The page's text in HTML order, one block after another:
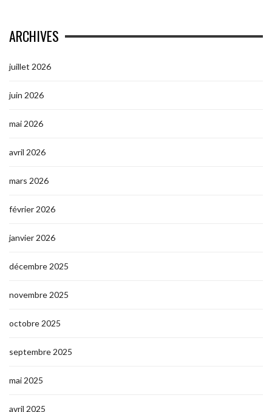
ARCHIVES
juillet 2026
juin 2026
mai 2026
avril 2026
mars 2026
février 2026
janvier 2026
décembre 2025
novembre 2025
octobre 2025
septembre 2025
mai 2025
avril 2025